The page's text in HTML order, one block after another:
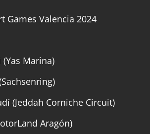
Games Valencia 2024
(Yas Marina)
(Jeddah Corniche Circuit)
Aragón)